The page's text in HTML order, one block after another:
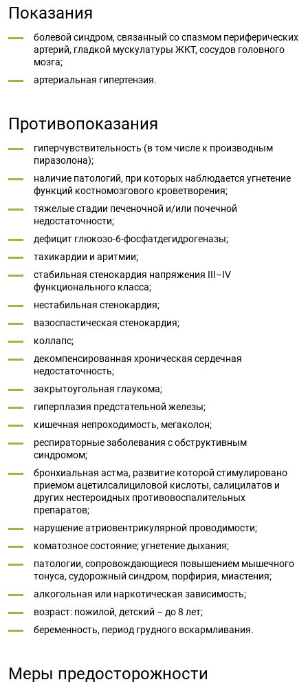
Показания
болевой синдром, связанный со спазмом периферических
артерий, гладкой мускулатуры ЖКТ, сосудов головного
мозга;
артериальная гипертензия.
Противопоказания
гиперчувствительность (в том числе к производным
пиразолона);
наличие патологий, при которых наблюдается угнетение
функций костномозгового кроветворения;
тяжелые стадии печеночной и/или почечной
недостаточности;
дефицит глюкозо‑6‑фосфатдегидрогеназы;
тахикардии и аритмии;
стабильная стенокардия напряжения III–IV
функционального класса;
нестабильная стенокардия;
вазоспастическая стенокардия;
коллапс;
декомпенсированная хроническая сердечная
недостаточность;
закрытоугольная глаукома;
гиперплазия предстательной железы;
кишечная непроходимость, мегаколон;
респираторные заболевания с обструктивным
синдромом;
бронхиальная астма, развитие которой стимулировано
приемом ацетилсалициловой кислоты, салицилатов и
других нестероидных противовоспалительных
препаратов;
нарушение атриовентрикулярной проводимости;
коматозное состояние; угнетение дыхания;
патологии, сопровождающиеся повышением мышечного
тонуса, судорожный синдром, порфирия, миастения;
алкогольная или наркотическая зависимость;
возраст: пожилой, детский – до 8 лет;
беременность, период грудного вскармливания.
Меры предосторожности